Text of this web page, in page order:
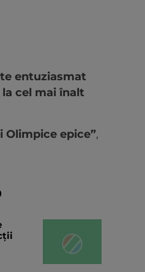
entuziasmat
cel mai înalt
epice”,